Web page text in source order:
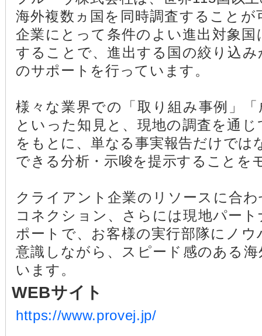
海外複数ヵ国を同時調査すること
企業にとって条件のよい進出対象
することで、進出する国の絞り込
のサポートを行っています。
様々な業界での「取り組み事例」
といった知見と、現地の調査を通
をもとに、単なる事実報告だけでは
できる分析・示唆を提示することを
クライアント企業のリソースに合
コネクション、さらには現地パー
ポートで、お客様の実行部隊にノ
意識しながら、スピード感のある
います。
WEBサイト
https://www.provej.jp/